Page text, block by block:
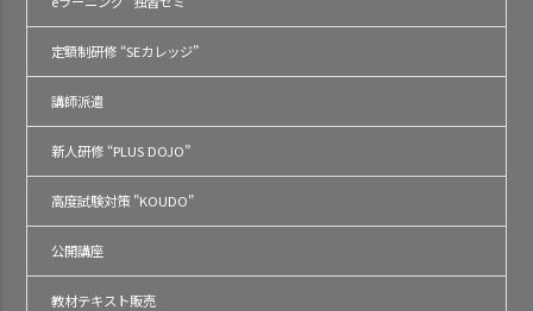
定額制研修 “SEカレッジ”
講師派遣
新人研修 “PLUS DOJO”
高度試験対策 "KOUDO"
公開講座
教材テキスト販売